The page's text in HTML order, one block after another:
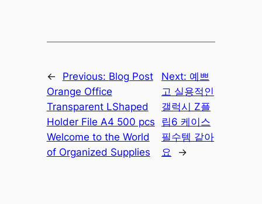
← Previous: Blog Post
Orange Office
Transparent LShaped
Holder File A4 500 pcs
Welcome to the World
of Organized Supplies
Next: 예쁘
고 실용적인
갤럭시 Z플
립6 케이스
필수템 같아
요
→